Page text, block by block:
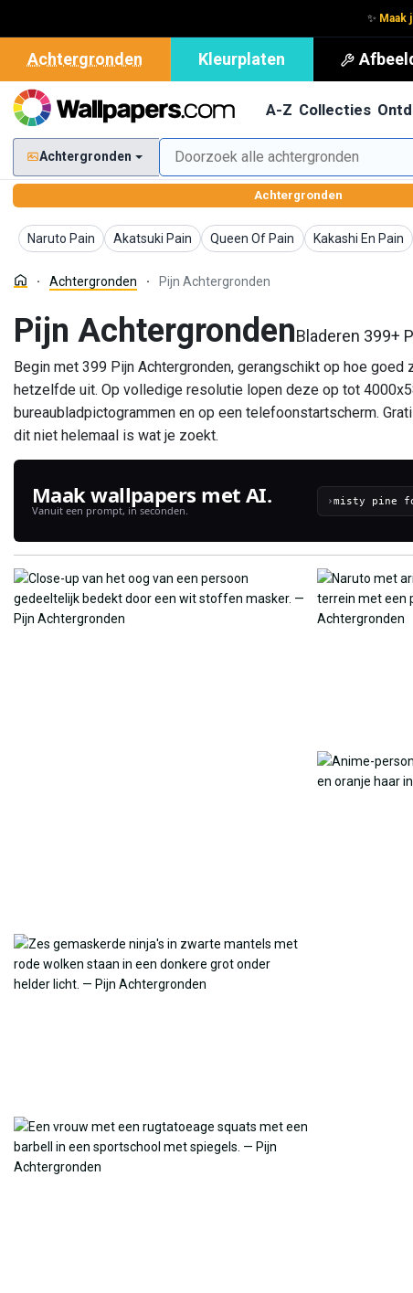
✨ Maak
Achtergronden Kleurplaten
A-Z Collecties
Achtergronden
Achtergronden
Naruto Pain
AchtergrondenAkatsuki Pain
Achtergronden Queen Of Pain
Achtergronden Kakashi En Pain
Achtergronden
Achtergronden Pijn Achtergronden
Pijn AchtergrondenBladeren 399+
Begin met 399 Pijn Achtergronden, gerangschikt op hoe
hetzelfde uit. Op volledige resolutie lopen deze op tot
bureaubladpictogrammen en op een telefoonstartscherm.
dit niet helemaal is wat je zoekt.
Maak wallpapers met AI.
Vanuit een prompt, in seconden.
›